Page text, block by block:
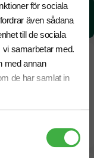
för sociala
även sådana
till de sociala
samarbetar med.
med annan
de har samlat in